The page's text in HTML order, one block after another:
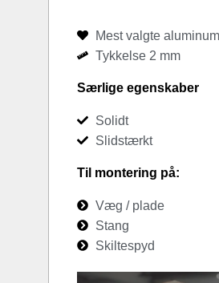
Mest valgte
Tykkelse 2 mm
Særlige egenskaber
Solidt
Slidstærkt
Til montering på:
Væg / plade
Stang
Skiltespyd